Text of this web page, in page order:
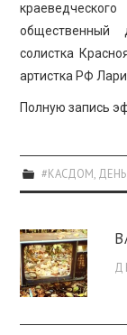
общественный
солистка
артистка РФ
Полную запись
#КАСДОМ